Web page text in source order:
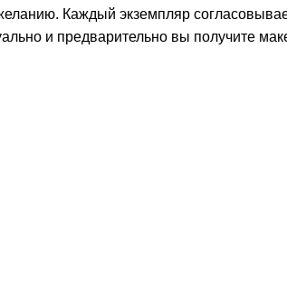
Каждый экземпляр
и предварительно вы получите